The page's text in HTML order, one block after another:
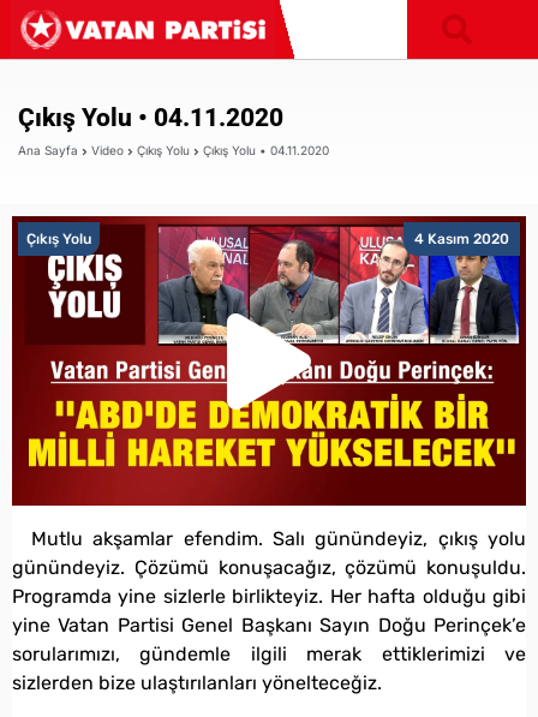
Çıkış Yolu • 04.11.2020
Ana Sayfa Video Çıkış Yolu Çıkış Yolu • 04.11.2020
4 Kasım 2020
Çıkış Yolu
Mutlu akşamlar efendim. Salı günündeyiz, çıkış yolu
günündeyiz. Çözümü konuşacağız, çözümü konuşuldu.
Programda yine sizlerle birlikteyiz. Her hafta olduğu gibi
yine Vatan Partisi Genel Başkanı Sayın Doğu Perinçek’e
sorularımızı, gündemle ilgili merak ettiklerimizi ve
sizlerden bize ulaştırılanları yönelteceğiz.